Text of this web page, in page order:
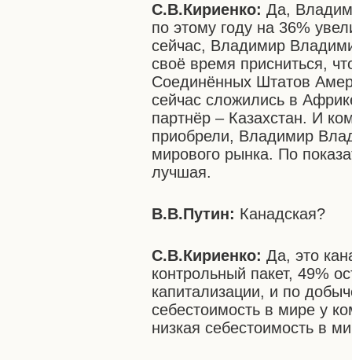
С.В.Кириенко: Да,
по этому году на 36%
сейчас, Владимир
своё время присниться,
Соединённых Штатов
сейчас сложились в
партнёр – Казахстан. И
приобрели, Владимир
мирового рынка. По
лучшая.
В.В.Путин: Канадская?
С.В.Кириенко: Да, это
контрольный пакет, 49%
капитализации, и по
себестоимость в мире у
низкая себестоимость в